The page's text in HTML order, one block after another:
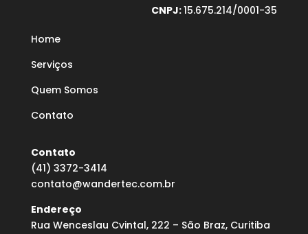
CNPJ:15.675.214/0001-35
Home
Serviços
Quem Somos
Contato
Contato
(41) 3372-3414
contato@wandertec.com.br
Endereço
Rua Wenceslau Cvintal, 222 – São Braz, Curitiba